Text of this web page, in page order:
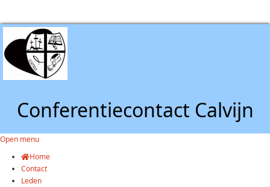
Conferentiecontact Calvijn
Open menu
Home
Contact
Leden